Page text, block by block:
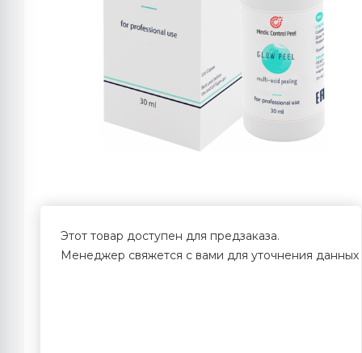
Этот товар доступен для предзаказа.
Менеджер свяжется с вами для уточнения данных